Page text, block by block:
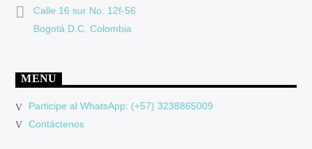
Calle 16 sur No. 12f-56
Bogotá D.C. Colombia
MENU
Participe al WhatsApp: (+57) 3238865009
Contáctenos